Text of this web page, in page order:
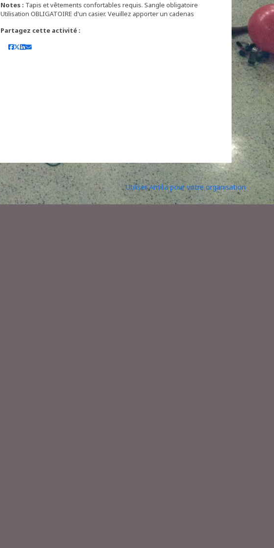
Notes : Tapis et vêtements confortables requis. Sangle obligatoire
Utilisation OBLIGATOIRE d'un casier. Veuillez apporter un cadenas
Partagez cette activité :
Utiliser Amilia pour votre organisation